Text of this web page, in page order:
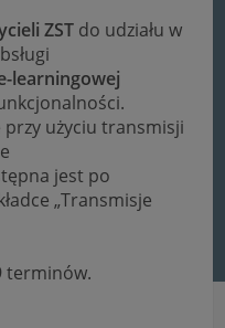
ZST do udziału w
learningowej
przy użyciu transmisji
jest po
„Transmisje
terminów.